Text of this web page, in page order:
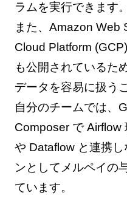
ラムを実行できます。
また、Amazon Web
Cloud Platform
も公開されているた
データを容易に扱う
自分のチームでは、
Composer で Airflow
や Dataflow と連携
ンとしてメルペイの
ています。